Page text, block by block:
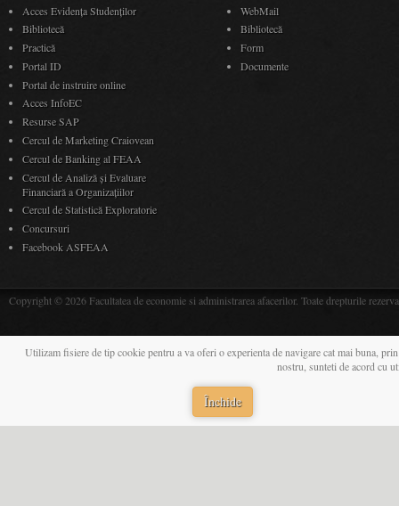
Acces Evidenţa Studenţilor
Bibliotecă
Practică
Portal ID
Portal de instruire online
Acces InfoEC
Resurse SAP
Cercul de Marketing Craiovean
Cercul de Banking al FEAA
Cercul de Analiză și Evaluare
Financiară a Organizațiilor
Cercul de Statistică Exploratorie
Concursuri
Facebook ASFEAA
WebMail
Bibliotecă
Form
Documente
Copyright © 2026 Facultatea de economie si administrarea afacerilor. Toate drepturile
Utilizam fisiere de tip cookie pentru a va oferi o experienta de navigare cat mai buna,
nostru, sunteti de acord cu
Închide